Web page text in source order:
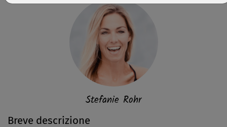
Breve descrizione
Stefanie Rohr